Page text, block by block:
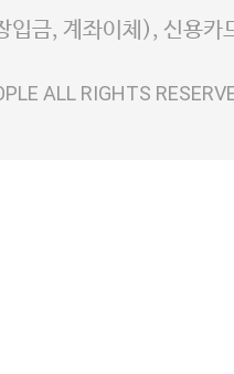
이니시스 에스크로 서비
입금, 계좌이체), 신용카
ALL RIGHTS